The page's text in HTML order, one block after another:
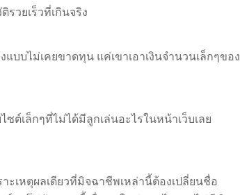
วยเร็วที่เกินจริง
บบไม่เคยขาดทุน แค่เขาเอาเงินจำนวนเล็กๆของ
ต์เล็กๆที่ไม่ได้มีลูกเล่นอะไรในหน้าเว็บเลย
เหตุผลเดียวที่มิจฉาชีพเหล่านี้ต้องเปลี่ยนชื่อ